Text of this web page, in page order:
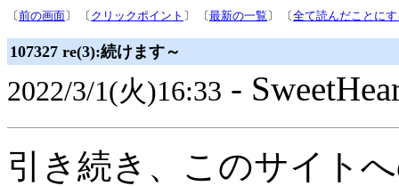
〔前の画面〕 〔 クリックポイント 〕 〔最新の一覧 〕 〔全て読んだことに
107327 re(3):続けます～
2022/3/1(火)16:33 -
引き続き、このサイト